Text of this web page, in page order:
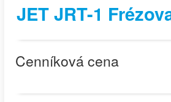
JET JRT-1
Cenníková cena